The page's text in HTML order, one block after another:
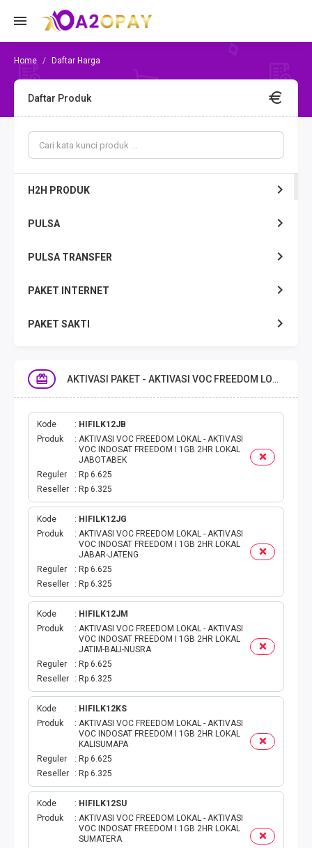
Daftar Harga
Daftar Produk
H2H PRODUK
PULSA
PULSA TRANSFER
PAKET INTERNET
PAKET SAKTI
EMONEY
PAKET SAKTI ALL OPT
TELEPON & SMS
PAKET SMS
AKTIVASI PAKET
VOUCHER DATA
VOUCHER TV
TOKEN PLN
ISI ULANG GAME
TAG PLN
TAG PDAM
TAG BPJS
TAG TELKOM
AKTIVASI PAKET - AKTIVASI VOC FREEDOM LOKAL
Kode
HIFILK12JB
Produk
AKTIVASI VOC FREEDOM LOKAL - AKTIVASI
VOC INDOSAT FREEDOM I 1GB 2HR LOKAL
JABOTABEK
Reguler
Rp 6.625
Reseller
Rp 6.325
Kode
HIFILK12JG
Produk
AKTIVASI VOC FREEDOM LOKAL - AKTIVASI
VOC INDOSAT FREEDOM I 1GB 2HR LOKAL
JABAR-JATENG
Reguler
Rp 6.625
Reseller
Rp 6.325
Kode
HIFILK12JM
Produk
AKTIVASI VOC FREEDOM LOKAL - AKTIVASI
VOC INDOSAT FREEDOM I 1GB 2HR LOKAL
JATIM-BALI-NUSRA
Reguler
Rp 6.625
Reseller
Rp 6.325
Kode
HIFILK12KS
Produk
AKTIVASI VOC FREEDOM LOKAL - AKTIVASI
VOC INDOSAT FREEDOM I 1GB 2HR LOKAL
KALISUMAPA
Reguler
Rp 6.625
Reseller
Rp 6.325
Kode
HIFILK12SU
Produk
AKTIVASI VOC FREEDOM LOKAL - AKTIVASI
VOC INDOSAT FREEDOM I 1GB 2HR LOKAL
SUMATERA